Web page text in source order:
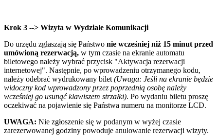
Krok 3 --> Wizyta w Wydziale Komunikacji
Do urzędu zgłaszają się Państwo nie wcześniej niż 15 minut przed
umówioną rezerwacją, w tym czasie na ekranie automatu
biletowego należy wybrać przycisk "Aktywacja rezerwacji
internetowej". Następnie, po wprowadzeniu otrzymanego kodu,
należy odebrać wydrukowany bilet (Uwaga: Jeśli na ekranie będzie
widoczny kod wprowadzony przez poprzednią osobę należy
wcześniej go usunąć klawiszem strzałki). Po wydaniu biletu proszę
oczekiwać na pojawienie się Państwa numeru na monitorze LCD.
UWAGA: Nie zgłoszenie się w podanym w wyżej czasie
zarezerwowanej godziny powoduje anulowanie rezerwacji wizyty.